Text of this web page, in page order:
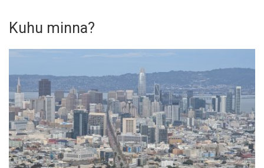
Kuhu minna?